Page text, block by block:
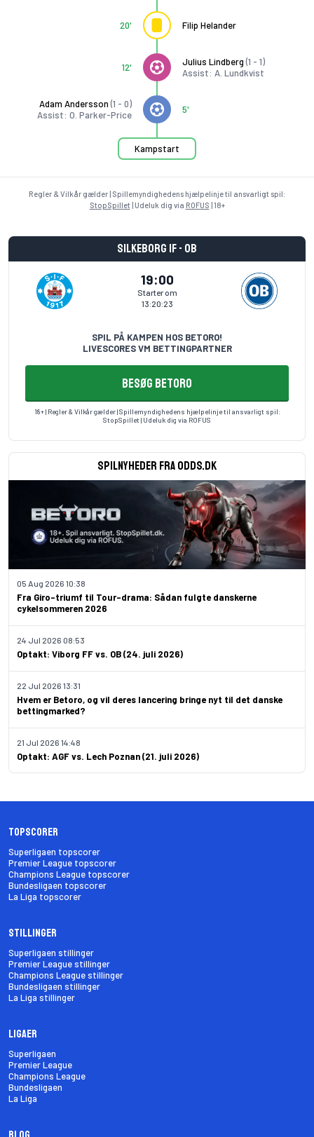
Filip Helander
20'
Julius Lindberg (1 - 1)
Assist: A. Lundkvist
12'
Adam Andersson (1 - 0)
Assist: O. Parker-Price
5'
Kampstart
Regler & Vilkår gælder | Spillemyndighedens hjælpelinje til ansvarligt spil:
StopSpillet| Udeluk dig via ROFUS | 18+
Silkeborg IF - OB
19:00
Starter om
13:20:23
SPIL PÅ KAMPEN HOS BETORO!
LIVESCORES VM BETTINGPARTNER
BESØG BETORO
18+ | Regler & Vilkår gælder | Spillemyndighedens hjælpelinje til ansvarligt spil:
StopSpillet | Udeluk dig via ROFUS
Spilnyheder fra odds.dk
Fra Giro-triumf til Tour-drama: Sådan fulgte danskerne
cykelsommeren 2026
05 Aug 2026 10:38
Optakt: Viborg FF vs. OB (24. juli 2026)
24 Jul 2026 08:53
Hvem er Betoro, og vil deres lancering bringe nyt til det danske
bettingmarked?
22 Jul 2026 13:31
Optakt: AGF vs. Lech Poznan (21. juli 2026)
21 Jul 2026 14:48
Topscorer
Superligaen topscorer
Premier League topscorer
Champions League topscorer
Bundesligaen topscorer
La Liga topscorer
Stillinger
Superligaen stillinger
Premier League stillinger
Champions League stillinger
Bundesligaen stillinger
La Liga stillinger
Ligaer
Superligaen
Premier League
Champions League
Bundesligaen
La Liga